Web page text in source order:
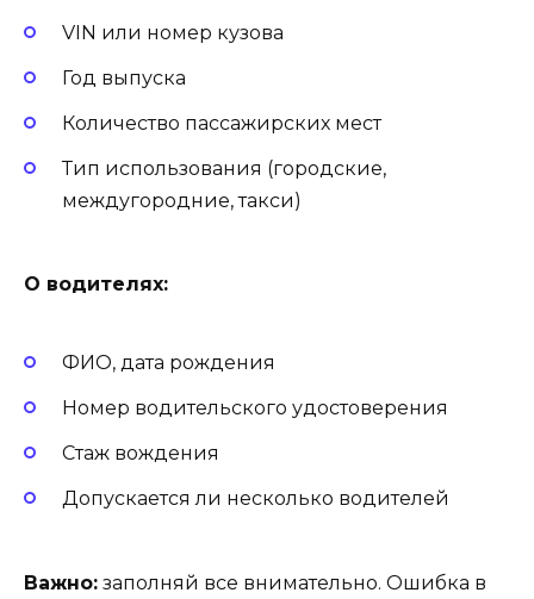
VIN или номер кузова
Год выпуска
Количество пассажирских мест
Тип использования (городские,
междугородние, такси)
О водителях:
ФИО, дата рождения
Номер водительского удостоверения
Стаж вождения
Допускается ли несколько водителей
Важно: заполняй все внимательно. Ошибка в